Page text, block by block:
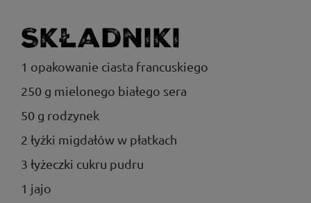
Składniki
1 opakowanie ciasta francuskiego
250 g mielonego białego sera
50 g rodzynek
2 łyżki migdałów w płatkach
3 łyżeczki cukru pudru
1 jajo